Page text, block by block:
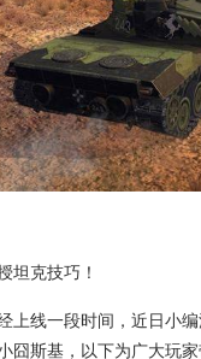
坦克技巧！
上线一段时间，近日小
囧斯基，以下为广大玩